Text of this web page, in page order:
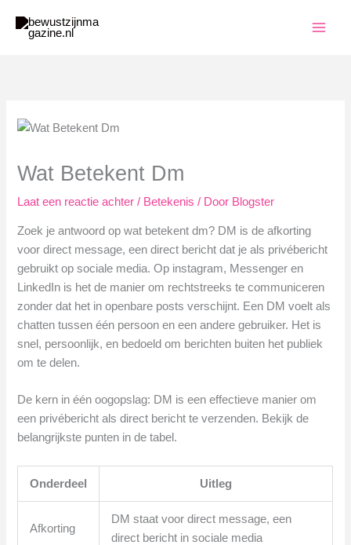
naar
Wat Betekent Dm
Laat een reactie achter / Betekenis / Door Blogster
Zoek je antwoord op wat betekent dm? DM is de afkorting
voor direct message, een direct bericht dat je als privébericht
gebruikt op sociale media. Op instagram, Messenger en
LinkedIn is het de manier om rechtstreeks te communiceren
zonder dat het in openbare posts verschijnt. Een DM voelt als
chatten tussen één persoon en een andere gebruiker. Het is
snel, persoonlijk, en bedoeld om berichten buiten het publiek
om te delen.
De kern in één oogopslag: DM is een effectieve manier om
een privébericht als direct bericht te verzenden. Bekijk de
belangrijkste punten in de tabel.
Onderdeel Uitleg
Afkorting
DM staat voor direct message, een
direct bericht in sociale media